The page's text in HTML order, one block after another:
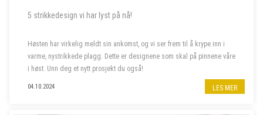
5 strikkedesign vi har lyst på nå!
Høsten har virkelig meldt sin ankomst, og vi ser frem til å krype inn i
varme, nystrikkede plagg. Dette er designene som skal på pinnene våre
i høst. Unn deg et nytt prosjekt du også!
04.10.2024 LES MER